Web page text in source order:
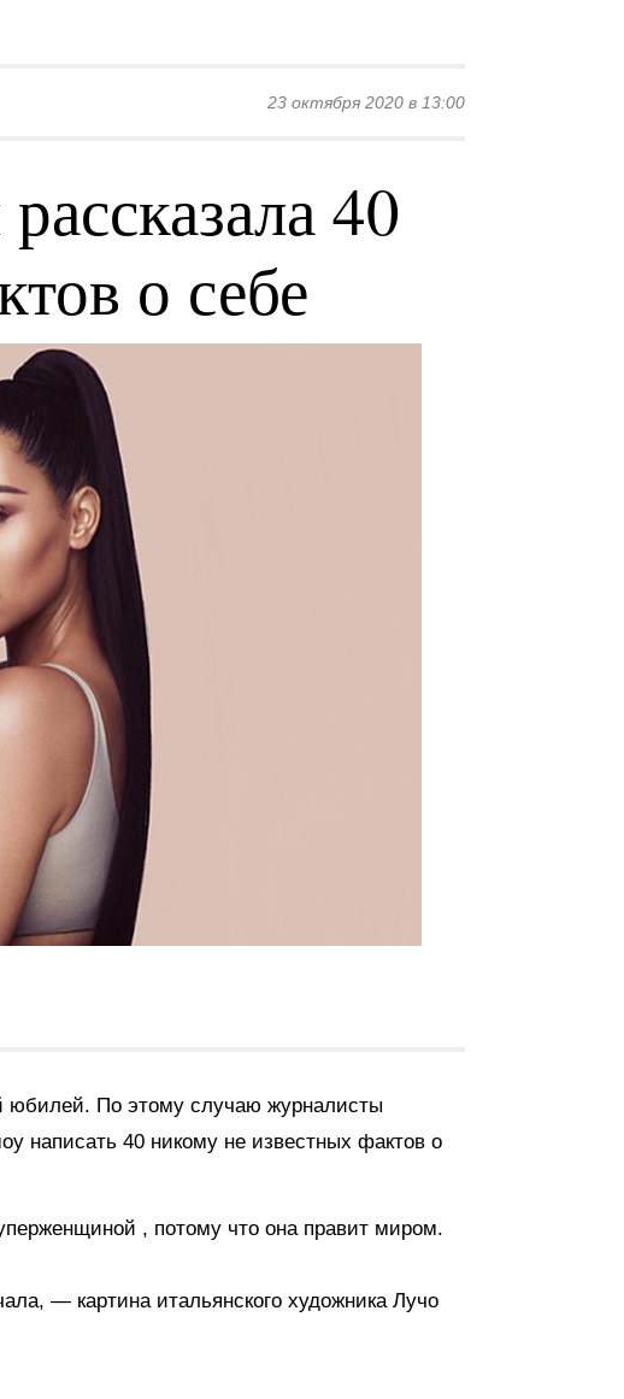
23 октября 2020 в 13:00
40
о себе
юбилей. По этому случаю журналисты
написать 40 никому не известных фактов о
, потому что она правит миром.
— картина итальянского художника Лучо